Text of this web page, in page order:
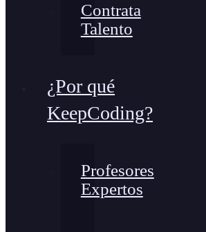
Contrata
Talento
¿Por qué
KeepCoding?
Profesores
Expertos